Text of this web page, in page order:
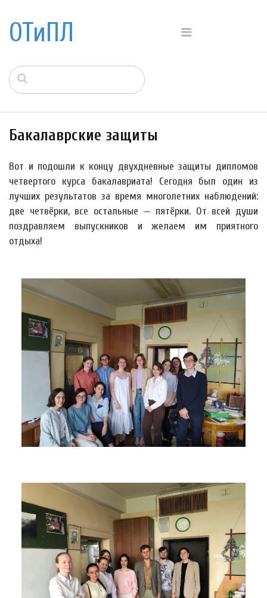
ОТиПЛ
Бакалаврские защиты
Вот и подошли к концу двухдневные защиты дипломов
четвертого курса бакалавриата! Сегодня был один из
лучших результатов за время многолетних наблюдений:
две четвёрки, все остальные — пятёрки. От всей души
поздравляем выпускников и желаем им приятного
отдыха!